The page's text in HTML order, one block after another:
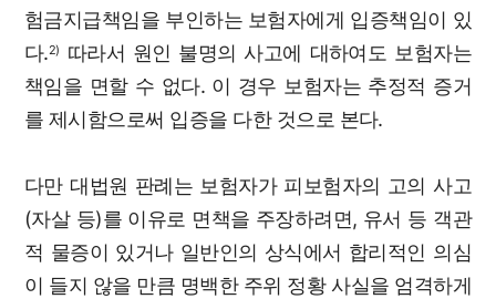
험금지급책임을 부인하는 보험자에게 입증책임이 있
다.2)
따라서 원인 불명의 사고에 대하여도 보험자는
책임을 면할 수 없다. 이 경우 보험자는 추정적 증거
를 제시함으로써 입증을 다한 것으로 본다.
다만 대법원 판례는 보험자가 피보험자의 고의 사고
(자살 등)를 이유로 면책을 주장하려면, 유서 등 객관
적 물증이 있거나 일반인의 상식에서 합리적인 의심
이 들지 않을 만큼 명백한 주위 정황 사실을 엄격하게